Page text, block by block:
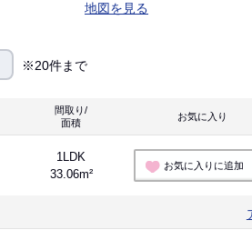
地図を見る
※20件まで
間取り/
面積
お気に入
1LDK
33.06m²
お気に入りに追加